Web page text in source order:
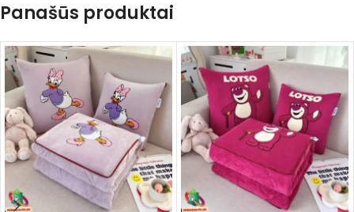
Panašūs produktai